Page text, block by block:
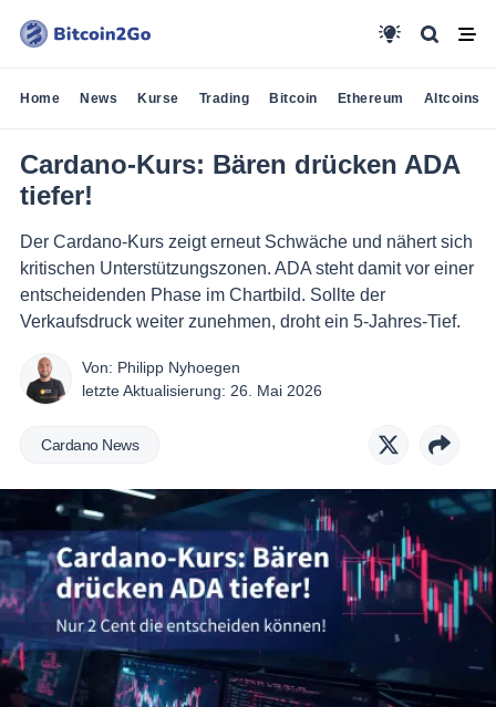
Home News Kurse Trading Bitcoin Ethereum Altcoins
Cardano-Kurs: Bären drücken ADA
tiefer!
Der Cardano-Kurs zeigt erneut Schwäche und nähert sich
kritischen Unterstützungszonen. ADA steht damit vor einer
entscheidenden Phase im Chartbild. Sollte der
Verkaufsdruck weiter zunehmen, droht ein 5-Jahres-Tief.
Von: Philipp Nyhoegen
letzte Aktualisierung: 26. Mai 2026
Cardano News